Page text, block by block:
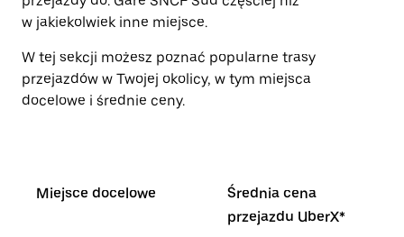
w jakiekolwiek inne miejsce.
W tej sekcji możesz poznać popularne trasy
przejazdów w Twojej okolicy, w tym miejsca
docelowe i średnie ceny.
Miejsce docelowe
Średnia cena
przejazdu UberX*